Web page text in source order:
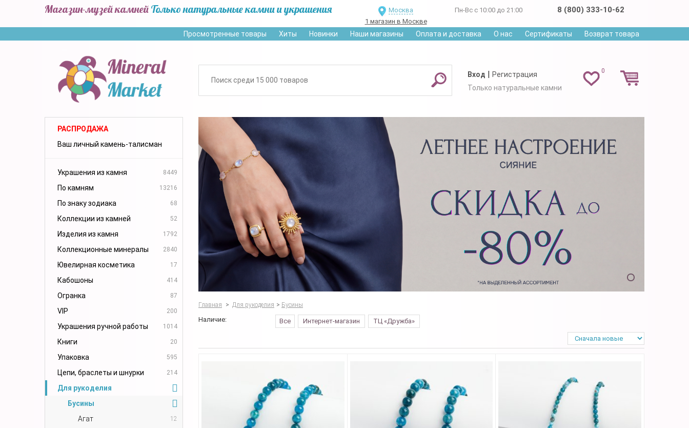
Магазин-музей камней Только натуральные камни и украшения
Москва
1 магазин в Москве
Пн-Вс с 10:00 до 21:00 8 (800) 333-10-62
Просмотренные товары Хиты Новинки Наши магазины Оплата и доставка О нас Сертификаты Возврат товара
0
Вход | Регистрация
Только натуральные камни
РАСПРОДАЖА
Ваш личный камень-талисман
Украшения из камня 8449
По камням 13216
По знаку зодиака 68
Коллекции из камней 52
Изделия из камня 1792
Коллекционные минералы 2840
Ювелирная косметика 17
Кабошоны 414
Огранка 87
VIP 200
Украшения ручной работы 1014
Книги 20
Упаковка 595
Цепи, браслеты и шнурки 214
Для рукоделия
Бусины
Агат
12
Главная > Для рукоделия > Бусины
Наличие: Все Интернет-магазин ТЦ «Дружба»